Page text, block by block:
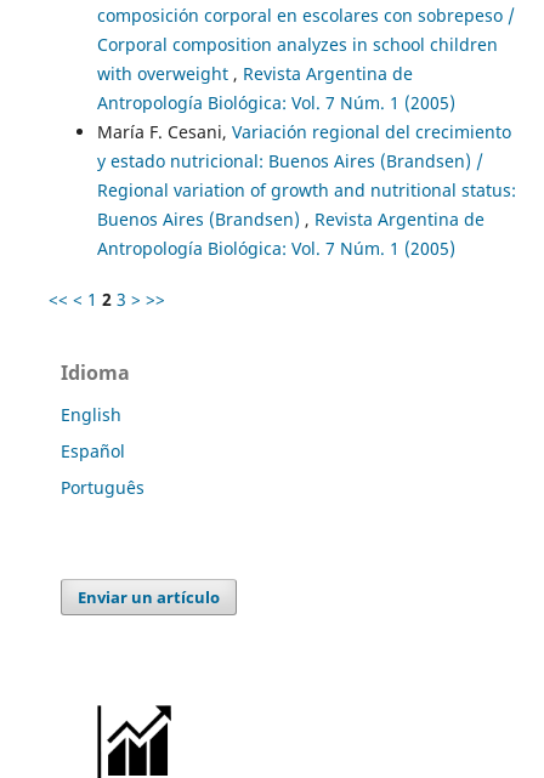
composición corporal en escolares con sobrepeso /
Corporal composition analyzes in school children
with overweight , Revista Argentina de
Antropología Biológica: Vol. 7 Núm. 1 (2005)
María F. Cesani, Variación regional del crecimiento
y estado nutricional: Buenos Aires (Brandsen) /
Regional variation of growth and nutritional status:
Buenos Aires (Brandsen) , Revista Argentina de
Antropología Biológica: Vol. 7 Núm. 1 (2005)
<< < 1 2 3 > >>
Idioma
English
Español
Português
Enviar un artículo